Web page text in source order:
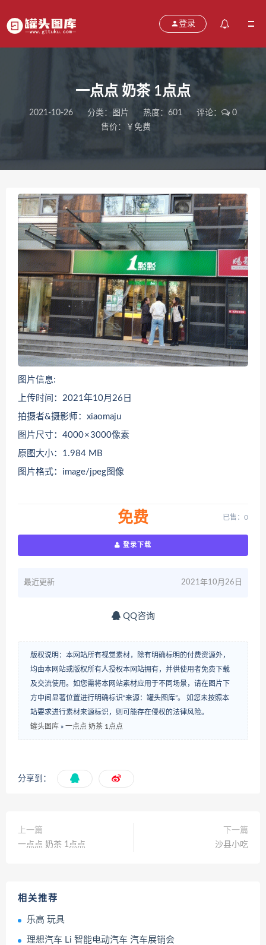
登录
一点点 奶茶 1点点
2021-10-26 分类： 图片 热度：601 评论：
0
售价：￥免费
图片信息:
上传时间：2021年10月26日
拍摄者&摄影师：xiaomaju
图片尺寸：4000 × 3000像素
原图大小：1.984 MB
图片格式：image/jpeg图像
免费 已售：0
登录下载
最近更新 2021年10月26日
QQ咨询
版权说明：本网站所有视觉素材，除有明确标明的付费资源外，
均由本网站或版权所有人授权本网站拥有，并供使用者免费下载
及交流使用。如您需将本网站素材应用于不同场景，请在图片下
方中间显著位置进行明确标识“来源：罐头图库”。 如您未按照本
站要求进行素材来源标识，则可能存在侵权的法律风险。
罐头图库 » 一点点 奶茶 1点点
分享到：
上一篇
一点点 奶茶 1点点
下一篇
沙县小吃
相关推荐
乐高 玩具
理想汽车 Li 智能电动汽车 汽车展销会